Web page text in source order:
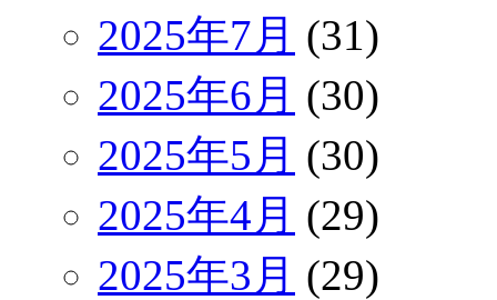
2025年7月 (31)
2025年6月 (30)
2025年5月 (30)
2025年4月 (29)
2025年3月 (29)